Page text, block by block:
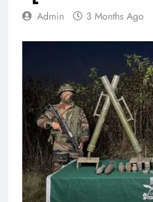
Admin 3 Months Ago